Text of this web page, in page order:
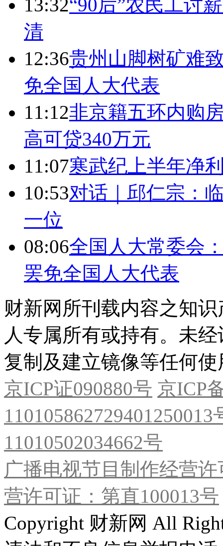
13:32“90后”农民工讨
清
12:36贵州山脚树矿难
免全国人大代表
11:12非京籍五环内购
高可贷340万元
11:07寒武纪上半年净
10:53对话｜邱仁宗：
一位
08:06全国人大常委会
罢免全国人大代表
财新网所刊载内容之知
人专属所有或持有。未
复制及建立镜像等任何使
京ICP证090880号 京ICP
11010502034662号
广播电视节目制作经营
营许可证：第直100013号
Copyright 财新网 All